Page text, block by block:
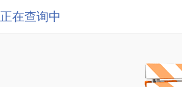
正在查询中